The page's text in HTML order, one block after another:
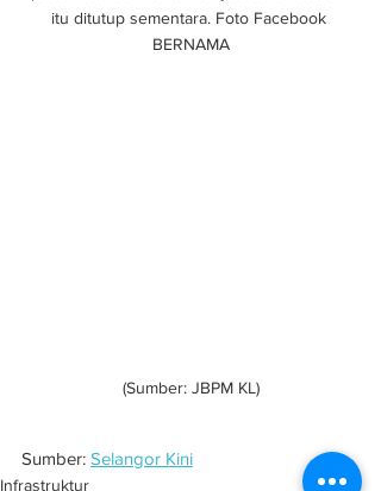
itu ditutup sementara. Foto Facebook
BERNAMA
(Sumber: JBPM KL)
Sumber: Selangor Kini
Infrastruktur